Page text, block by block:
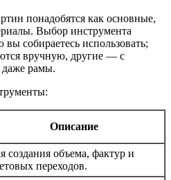
понадобятся как основные,
Выбор инструмента
собираетесь использовать;
вручную, другие — с
рамы.
Описание
создания объема, фактур и
переходов.